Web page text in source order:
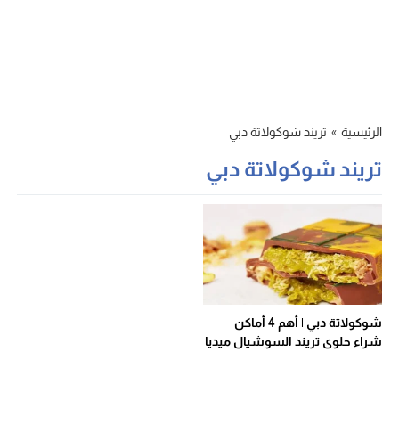
الرئيسية » تريند شوكولاتة دبي
تريند شوكولاتة دبي
شوكولاتة دبي | أهم 4 أماكن
شراء حلوى تريند السوشيال ميديا